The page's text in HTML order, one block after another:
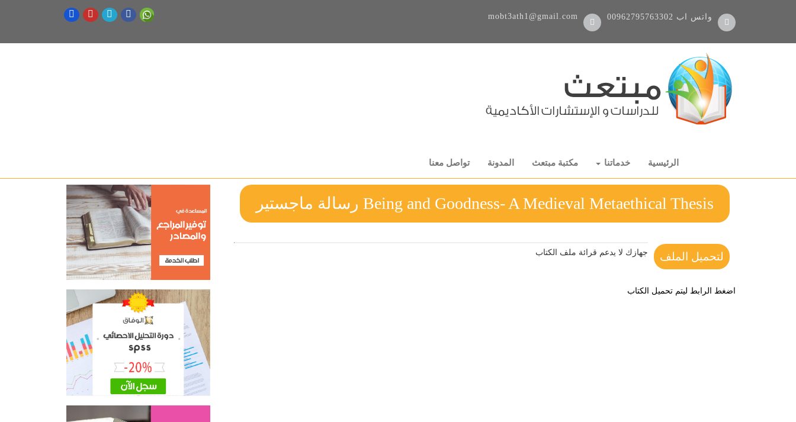
00962795763302 واتس اب mobt3ath1@gmail.com
الرئيسية خدماتنا مكتبة مبتعث المدونة تواصل معنا
Being and Goodness- A Medieval Metaethical Thesis رسالة ماجستير
لتحميل الملف جهازك لا يدعم قرائة ملف الكتاب
اضغط الرابط ليتم تحميل الكتاب